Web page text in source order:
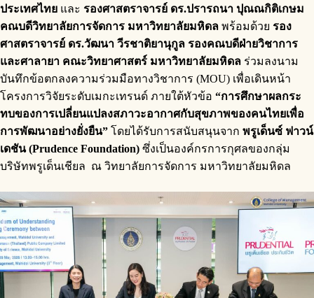
ประเทศไทย และ รองศาสตราจารย์ ดร.ปรารถนา ปุณณกิติเกษม
คณบดีวิทยาลัยการจัดการ มหาวิทยาลัยมหิดล พร้อมด้วย รอง
ศาสตราจารย์ ดร.วัฒนา วีรชาติยานุกูล รองคณบดีฝ่ายวิชาการ
และศาลายา คณะวิทยาศาสตร์ มหาวิทยาลัยมหิดล ร่วมลงนาม
บันทึกข้อตกลงความร่วมมือทางวิชาการ (MOU) เพื่อเดินหน้า
โครงการวิจัยระดับเมกะเทรนด์ ภายใต้หัวข้อ “การศึกษาผลกระ
ทบของการเปลี่ยนแปลงสภาวะอากาศกับสุขภาพของคนไทยเพื่อ
การพัฒนาอย่างยั่งยืน” โดยได้รับการสนับสนุนจาก พรูเด็นซ์ ฟาวน์
เดชัน (Prudence Foundation) ซึ่งเป็นองค์กรการกุศลของกลุ่ม
บริษัทพรูเด็นเชียล ณ วิทยาลัยการจัดการ มหาวิทยาลัยมหิดล